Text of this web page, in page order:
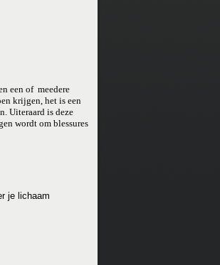
een of meedere
krijgen, het is een
Uiteraard is deze
wordt om blessures
je lichaam